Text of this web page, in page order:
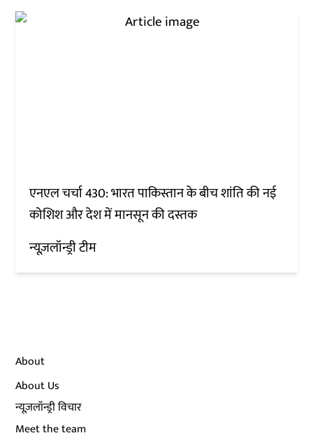
एनएल चर्चा 430: भारत पाकिस्तान के बीच शांति की नई
कोशिश और देश में मानसून की दस्तक
न्यूज़लॉन्ड्री टीम
About
About Us
न्यूज़लॉन्ड्री विचार
Meet the team